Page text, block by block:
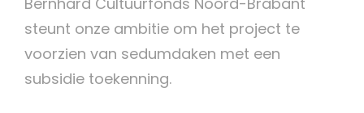
steunt onze ambitie om het project te
voorzien van sedumdaken met een
subsidie toekenning.